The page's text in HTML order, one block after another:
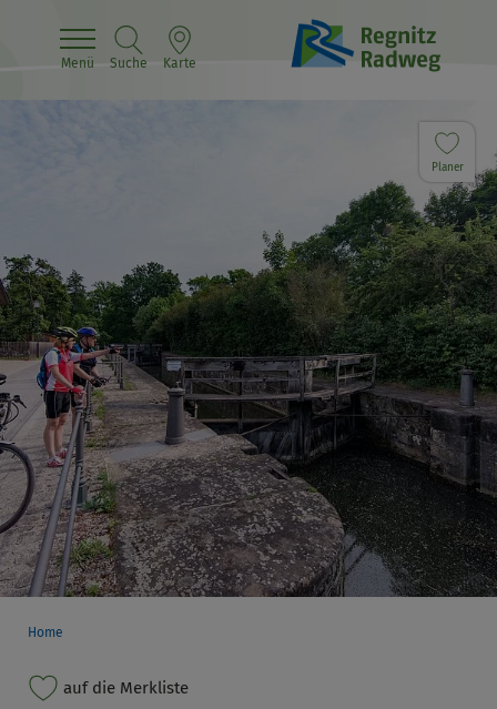
Menü Suche Karte
Planer
Home
auf die Merkliste